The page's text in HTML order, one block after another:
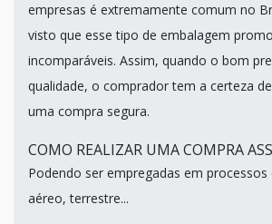
empresas é extremamente comum no
visto que esse tipo de embalagem
incomparáveis. Assim, quando o bom
qualidade, o comprador tem a certeza
uma compra segura.
COMO REALIZAR UMA COMPRA
Podendo ser empregadas em
aéreo, terrestre...